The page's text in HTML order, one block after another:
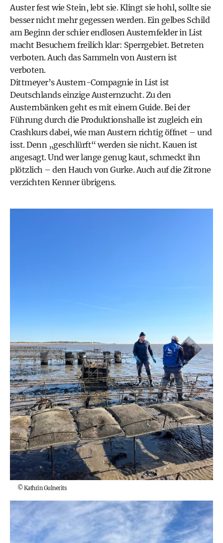
Auster fest wie Stein, lebt sie. Klingt sie hohl, sollte sie
besser nicht mehr gegessen werden. Ein gelbes Schild
am Beginn der schier endlosen Austernfelder in List
macht Besuchern freilich klar: Sperrgebiet. Betreten
verboten. Auch das Sammeln von Austern ist
verboten.
Dittmeyer’s Austern-Compagnie in List ist
Deutschlands einzige Austernzucht. Zu den
Austernbänken geht es mit einem Guide. Bei der
Führung durch die Produktionshalle ist zugleich ein
Crashkurs dabei, wie man Austern richtig öffnet – und
isst. Denn „geschlürft“ werden sie nicht. Kauen ist
angesagt. Und wer lange genug kaut, schmeckt ihn
plötzlich – den Hauch von Gurke. Auch auf die Zitrone
verzichten Kenner übrigens.
©Kathrin Gulnerits